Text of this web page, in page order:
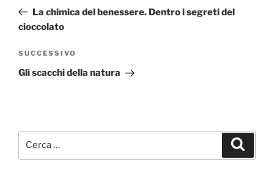
precedente:
La chimica del benessere. Dentro i segreti del
cioccolato
Articolo
successivo
SUCCESSIVO
Gli scacchi della natura